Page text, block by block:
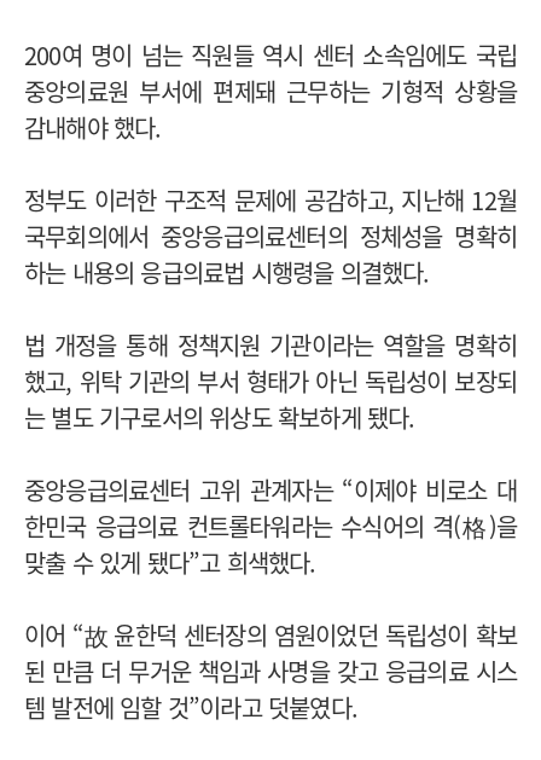
200여 명이 넘는 직원들 역시 센터 소속임에도 국립
중앙의료원 부서에 편제돼 근무하는 기형적 상황을
감내해야 했다.
정부도 이러한 구조적 문제에 공감하고, 지난해 12월
국무회의에서 중앙응급의료센터의 정체성을 명확히
하는 내용의 응급의료법 시행령을 의결했다.
법 개정을 통해 정책지원 기관이라는 역할을 명확히
했고, 위탁 기관의 부서 형태가 아닌 독립성이 보장되
는 별도 기구로서의 위상도 확보하게 됐다.
중앙응급의료센터 고위 관계자는 “이제야 비로소 대
한민국 응급의료 컨트롤타워라는 수식어의 격(格)을
맞출 수 있게 됐다”고 희색했다.
이어 “故 윤한덕 센터장의 염원이었던 독립성이 확보
된 만큼 더 무거운 책임과 사명을 갖고 응급의료 시스
템 발전에 임할 것”이라고 덧붙였다.